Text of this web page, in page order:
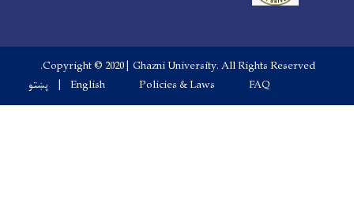
Copyright © 2020 | Ghazni University. All Rights
Policies & Laws
English پښتو